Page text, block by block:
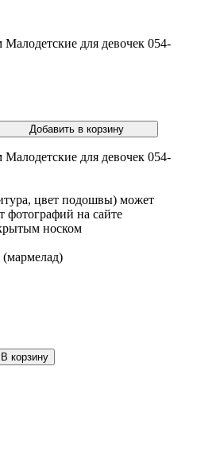
для девочек 054-
для девочек 054-
цвет подошвы) может
фотографий на сайте
носком